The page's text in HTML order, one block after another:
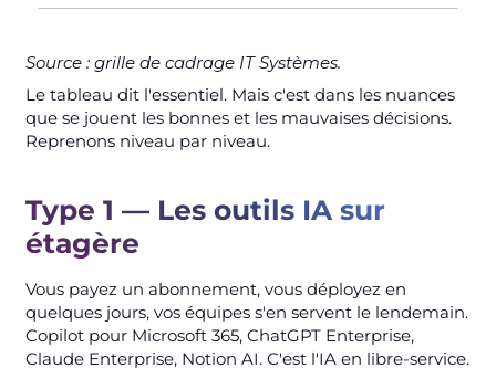
Source : grille de cadrage IT Systèmes.
Le tableau dit l'essentiel. Mais c'est dans les nuances
que se jouent les bonnes et les mauvaises décisions.
Reprenons niveau par niveau.
Type 1 — Les outils IA sur
étagère
Vous payez un abonnement, vous déployez en
quelques jours, vos équipes s'en servent le lendemain.
Copilot pour Microsoft 365, ChatGPT Enterprise,
Claude Enterprise, Notion AI. C'est l'IA en libre-service.